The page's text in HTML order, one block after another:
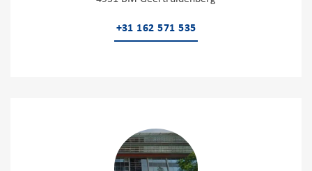
+31 162 571 535